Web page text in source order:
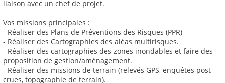
liaison avec un chef de projet.
Vos missions principales :
- Réaliser des Plans de Préventions des Risques (PPR)
- Réaliser des Cartographies des aléas multirisques.
- Réaliser des cartographies des zones inondables et faire des
proposition de gestion/aménagement.
- Réaliser des missions de terrain (relevés GPS, enquêtes post-
crues, topographie de terrain).